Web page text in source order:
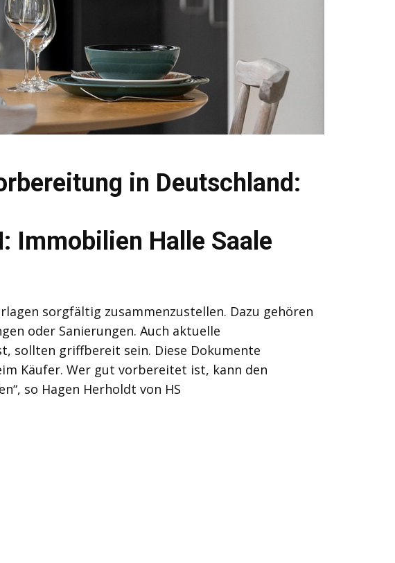
in Deutschland:
Immobilien Halle Saale
sorgfältig zusammenzustellen. Dazu gehören
oder Sanierungen. Auch aktuelle
sollten griffbereit sein. Diese Dokumente
Käufer. Wer gut vorbereitet ist, kann den
so Hagen Herholdt von HS